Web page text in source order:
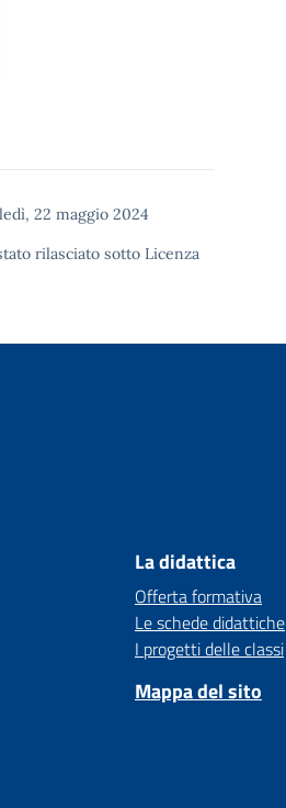
22 maggio 2024
rilasciato sotto Licenza
La didattica
Offerta formativa
Le schede didattiche
I progetti delle classi
Mappa del sito